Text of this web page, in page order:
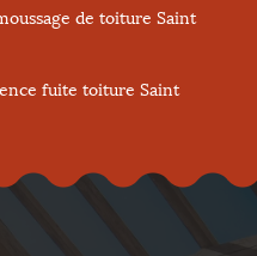
de toiture Saint
fuite toiture Saint